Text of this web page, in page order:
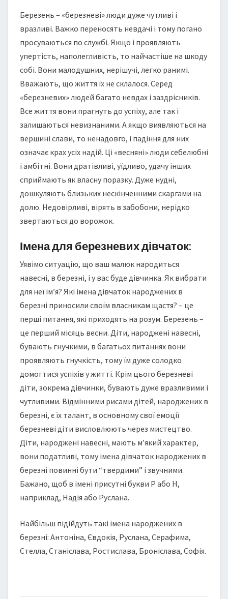
Березень – «березневі» люди дуже чутливі і
вразливі. Важко переносять невдачі і тому погано
просуваються по службі. Якщо і проявляють
упертість, наполегливість, то найчастіше на шкоду
собі. Вони малодушних, нерішучі, легко ранимі.
Вважають, що життя їх не склалося. Серед
«березневих» людей багато невдах і заздрісників.
Все життя вони прагнуть до успіху, але так і
залишаються невизнаними. А якщо виявляються на
вершині слави, то ненадовго, і падіння для них
означає крах усіх надій. Ці «весняні» люди себелюбні
і амбітні. Вони дратівливі, уїдливо, удачу інших
сприймають як власну поразку. Дуже нудні,
дошкуляють близьких нескінченними скаргами на
долю. Недовірливі, вірять в забобони, нерідко
звертаються до ворожок.
Імена для березневих дівчаток:
Уявімо ситуацію, що ваш малюк народиться
навесні, в березні, і у вас буде дівчинка. Як вибрати
для неї ім’я? Які імена дівчаток народжених в
березні приносили своїм власникам щастя? – це
перші питання, які приходять на розум. Березень –
це перший місяць весни. Діти, народжені навесні,
бувають гнучкими, в багатьох питаннях вони
проявляють гнучкість, тому їм дуже солодко
домогтися успіхів у житті. Крім цього березневі
діти, зокрема дівчинки, бувають дуже вразливими і
чутливими. Відмінними рисами дітей, народжених в
березні, є їх талант, в основному свої емоції
березневі діти висловлюють через мистецтво.
Діти, народжені навесні, мають м’який характер,
вони податливі, тому імена дівчаток народжених в
березні повинні бути “твердими” і звучними.
Бажано, щоб в імені присутні букви Р або Н,
наприклад, Надія або Руслана.
Найбільш підійдуть такі імена народжених в
березні: Антоніна, Євдокія, Руслана, Серафима,
Стелла, Станіслава, Ростислава, Броніслава, Софія.